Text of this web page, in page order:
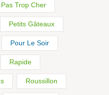
Pas Trop Cher
Petits Gâteaux
Pour Le Soir
Rapide
Roussillon